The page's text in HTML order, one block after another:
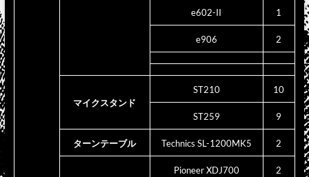
e602-II 1
e906 2
マイクスタンド
ST210 10
ST259 9
ターンテーブル Technics SL-1200MK5 2
Pioneer XDJ700 2